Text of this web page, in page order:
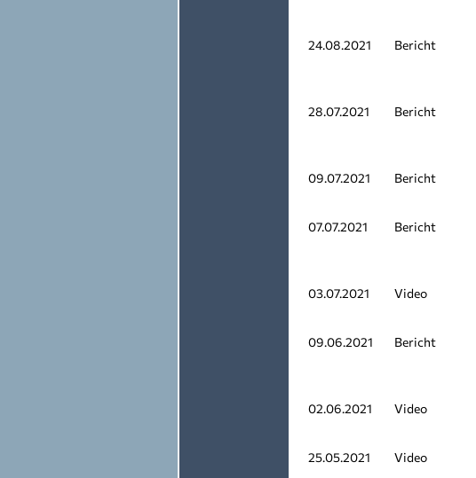
24.08.2021
Bericht
28.07.2021
Bericht
09.07.2021
Bericht
07.07.2021
Bericht
03.07.2021
Video
09.06.2021
Bericht
02.06.2021
Video
25.05.2021
Video